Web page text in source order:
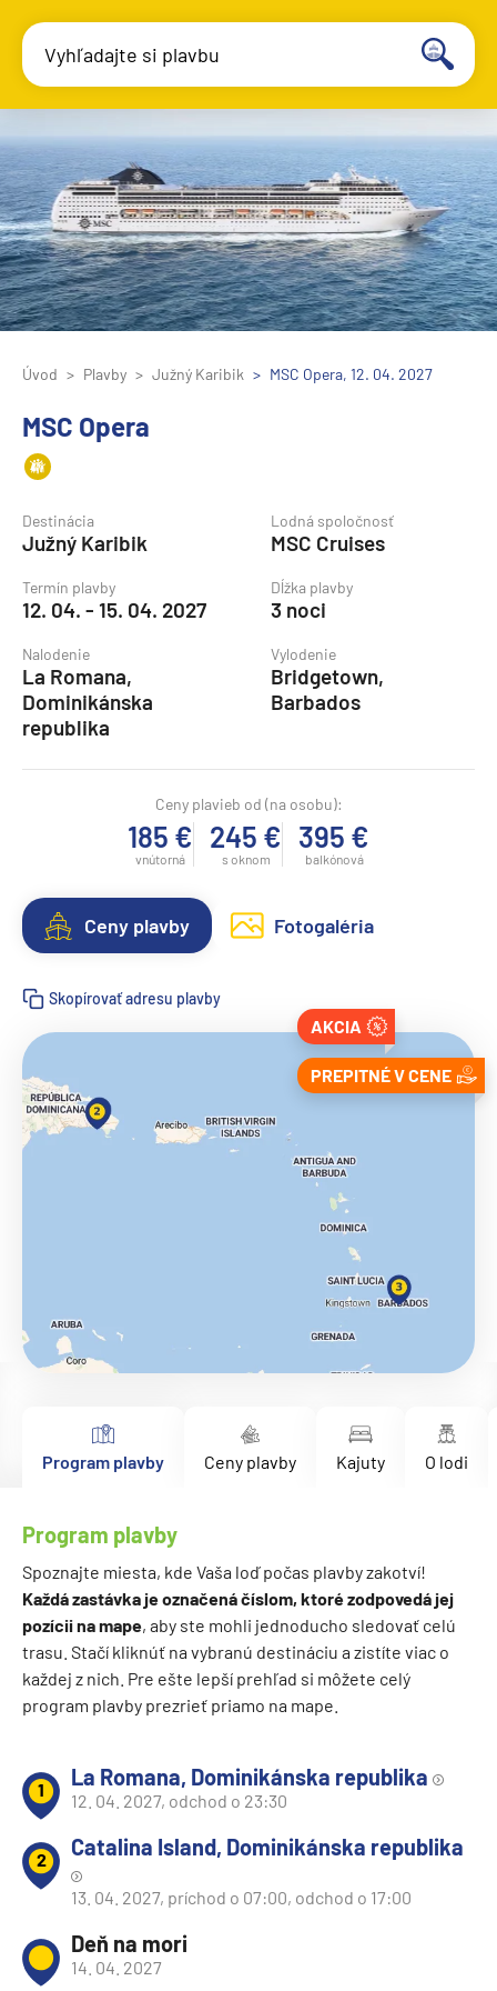
Vyhľadajte si plavbu
Úvod Plavby Južný Karibik MSC Opera, 12. 04. 2027
MSC Opera
Destinácia
Južný Karibik
Lodná spoločnosť
MSC Cruises
Termín plavby
12. 04. - 15. 04. 2027
Dĺžka plavby
3 noci
Nalodenie
La Romana,
Dominikánska
republika
Vylodenie
Bridgetown,
Barbados
Ceny plavieb od (na osobu):
185 €
vnútorná
245 €
s oknom
395 €
balkónová
Ceny plavby Fotogaléria
Skopírovať adresu plavby
AKCIA
PREPITNÉ V CENE
Program plavby Ceny plavby Kajuty O lodi
Program plavby
Spoznajte miesta, kde Vaša loď počas plavby zakotví!
Každá zastávka je označená číslom, ktoré zodpovedá jej
pozícii na mape, aby ste mohli jednoducho sledovať celú
trasu. Stačí kliknúť na vybranú destináciu a zistíte viac o
každej z nich. Pre ešte lepší prehľad si môžete celý
program plavby prezrieť priamo na mape.
1 La Romana, Dominikánska republika
12. 04. 2027, odchod o 23:30
2 Catalina Island, Dominikánska republika
13. 04. 2027, príchod o 07:00, odchod o 17:00
Deň na mori
14. 04. 2027